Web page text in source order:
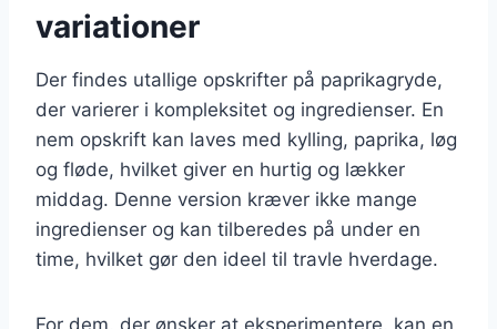
variationer
Der findes utallige opskrifter på paprikagryde,
der varierer i kompleksitet og ingredienser. En
nem opskrift kan laves med kylling, paprika, løg
og fløde, hvilket giver en hurtig og lækker
middag. Denne version kræver ikke mange
ingredienser og kan tilberedes på under en
time, hvilket gør den ideel til travle hverdage.
For dem, der ønsker at eksperimentere, kan en